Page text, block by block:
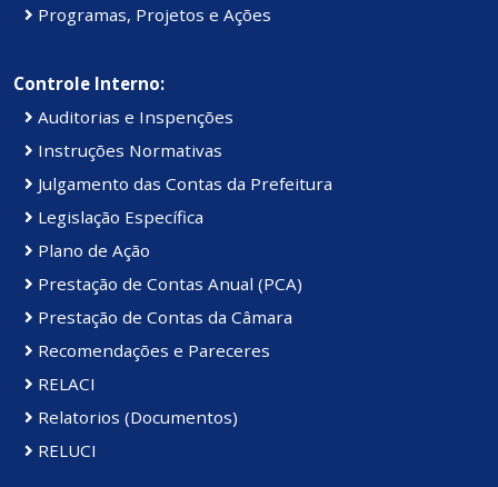
Programas, Projetos e Ações
Controle Interno:
Auditorias e Inspenções
Instruções Normativas
Julgamento das Contas da Prefeitura
Legislação Específica
Plano de Ação
Prestação de Contas Anual (PCA)
Prestação de Contas da Câmara
Recomendações e Pareceres
RELACI
Relatorios (Documentos)
RELUCI